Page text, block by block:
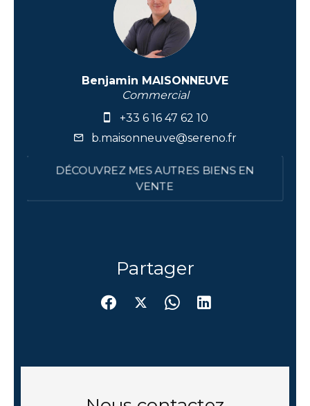
Benjamin MAISONNEUVE
Commercial
+33 6 16 47 62 10
b.maisonneuve@sereno.fr
DÉCOUVREZ MES AUTRES BIENS EN
VENTE
Partager